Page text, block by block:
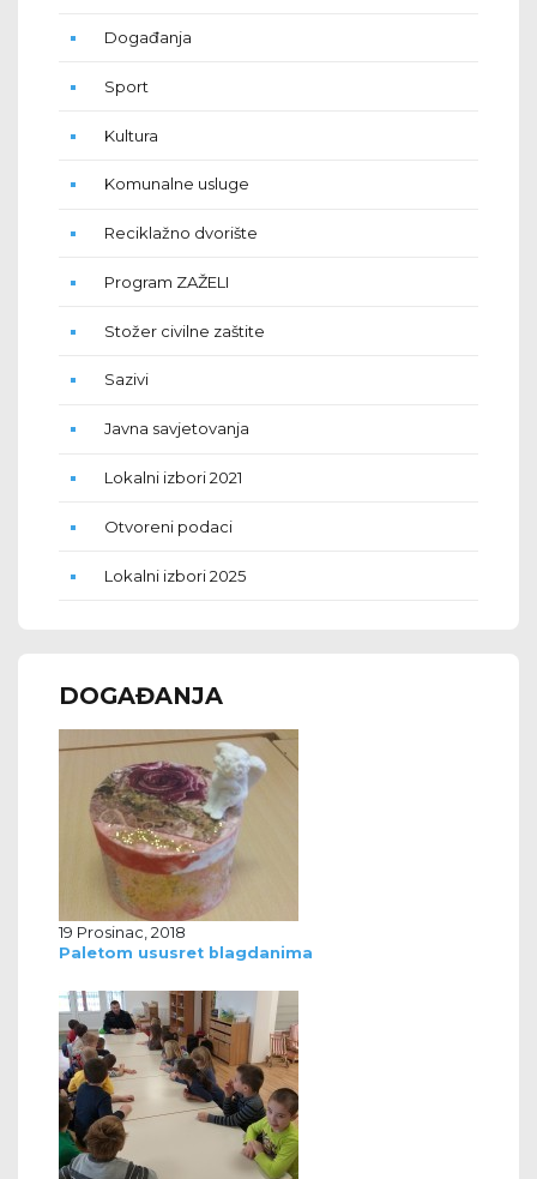
Događanja
Sport
Kultura
Komunalne usluge
Reciklažno dvorište
Program ZAŽELI
Stožer civilne zaštite
Sazivi
Javna savjetovanja
Lokalni izbori 2021
Otvoreni podaci
Lokalni izbori 2025
DOGAĐANJA
19 Prosinac, 2018
Paletom ususret blagdanima